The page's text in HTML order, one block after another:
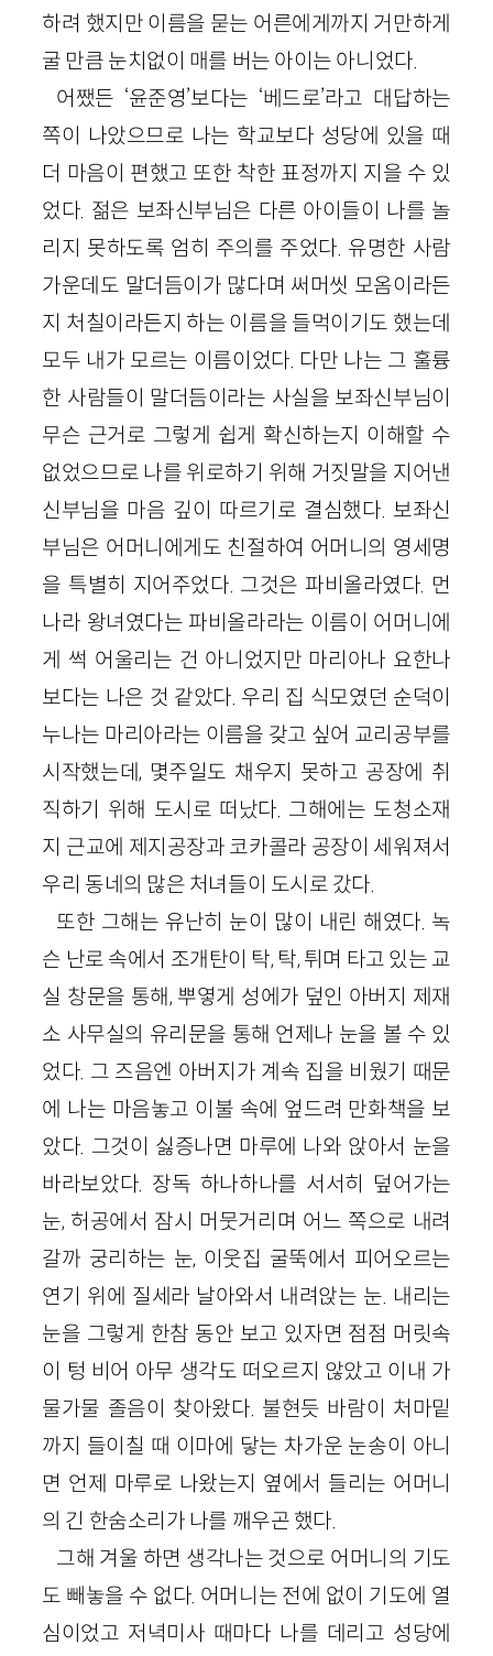
하려 했지만 이름을 묻는 어른에게까지 거만하게
굴 만큼 눈치없이 매를 버는 아이는 아니었다.
어쨌든 ‘윤준영’보다는 ‘베드로’라고 대답하는
쪽이 나았으므로 나는 학교보다 성당에 있을 때
더 마음이 편했고 또한 착한 표정까지 지을 수 있
었다. 젊은 보좌신부님은 다른 아이들이 나를 놀
리지 못하도록 엄히 주의를 주었다. 유명한 사람
가운데도 말더듬이가 많다며 써머씻 모옴이라든
지 처칠이라든지 하는 이름을 들먹이기도 했는데
모두 내가 모르는 이름이었다. 다만 나는 그 훌륭
한 사람들이 말더듬이라는 사실을 보좌신부님이
무슨 근거로 그렇게 쉽게 확신하는지 이해할 수
없었으므로 나를 위로하기 위해 거짓말을 지어낸
신부님을 마음 깊이 따르기로 결심했다. 보좌신
부님은 어머니에게도 친절하여 어머니의 영세명
을 특별히 지어주었다. 그것은 파비올라였다. 먼
나라 왕녀였다는 파비올라라는 이름이 어머니에
게 썩 어울리는 건 아니었지만 마리아나 요한나
보다는 나은 것 같았다. 우리 집 식모였던 순덕이
누나는 마리아라는 이름을 갖고 싶어 교리공부를
시작했는데, 몇주일도 채우지 못하고 공장에 취
직하기 위해 도시로 떠났다. 그해에는 도청소재
지 근교에 제지공장과 코카콜라 공장이 세워져서
우리 동네의 많은 처녀들이 도시로 갔다.
또한 그해는 유난히 눈이 많이 내린 해였다. 녹
슨 난로 속에서 조개탄이 탁, 탁, 튀며 타고 있는 교
실 창문을 통해, 뿌옇게 성에가 덮인 아버지 제재
소 사무실의 유리문을 통해 언제나 눈을 볼 수 있
었다. 그 즈음엔 아버지가 계속 집을 비웠기 때문
에 나는 마음놓고 이불 속에 엎드려 만화책을 보
았다. 그것이 싫증나면 마루에 나와 앉아서 눈을
바라보았다. 장독 하나하나를 서서히 덮어가는
눈, 허공에서 잠시 머뭇거리며 어느 쪽으로 내려
갈까 궁리하는 눈, 이웃집 굴뚝에서 피어오르는
연기 위에 질세라 날아와서 내려앉는 눈. 내리는
눈을 그렇게 한참 동안 보고 있자면 점점 머릿속
이 텅 비어 아무 생각도 떠오르지 않았고 이내 가
물가물 졸음이 찾아왔다. 불현듯 바람이 처마밑
까지 들이칠 때 이마에 닿는 차가운 눈송이 아니
면 언제 마루로 나왔는지 옆에서 들리는 어머니
의 긴 한숨소리가 나를 깨우곤 했다.
그해 겨울 하면 생각나는 것으로 어머니의 기도
도 빼놓을 수 없다. 어머니는 전에 없이 기도에 열
심이었고 저녁미사 때마다 나를 데리고 성당에